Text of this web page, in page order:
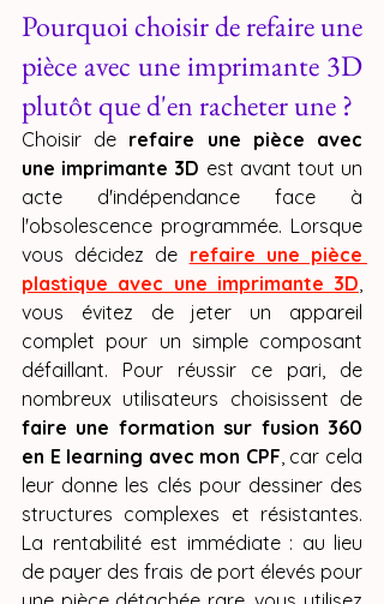
Pourquoi choisir de refaire une
pièce avec une imprimante 3D
plutôt que d'en racheter une ?
Choisir de refaire une pièce avec
une imprimante 3D est avant tout un
acte d'indépendance face à
l'obsolescence programmée. Lorsque
vous décidez de refaire une pièce
plastique avec une imprimante 3D,
vous évitez de jeter un appareil
complet pour un simple composant
défaillant. Pour réussir ce pari, de
faire une formation sur fusion 360
en E learning avec mon CPF, car cela
leur donne les clés pour dessiner des
structures complexes et résistantes.
La rentabilité est immédiate : au lieu
de payer des frais de port élevés pour